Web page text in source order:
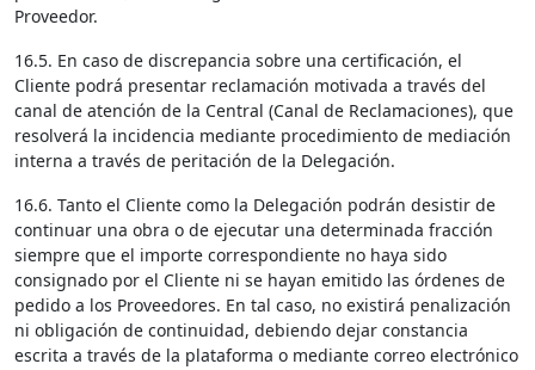
Proveedor.
16.5. En caso de discrepancia sobre una certificación, el
Cliente podrá presentar reclamación motivada a través del
canal de atención de la Central (Canal de Reclamaciones), que
resolverá la incidencia mediante procedimiento de mediación
interna a través de peritación de la Delegación.
16.6. Tanto el Cliente como la Delegación podrán desistir de
continuar una obra o de ejecutar una determinada fracción
siempre que el importe correspondiente no haya sido
consignado por el Cliente ni se hayan emitido las órdenes de
pedido a los Proveedores. En tal caso, no existirá penalización
ni obligación de continuidad, debiendo dejar constancia
escrita a través de la plataforma o mediante correo electrónico